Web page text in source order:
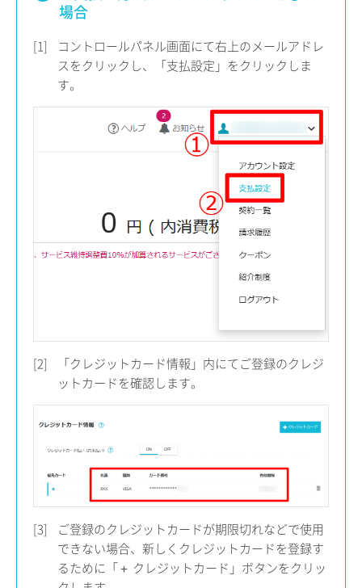
場合
[1]
コントロールパネル画面にて右上のメールアドレ
スをクリックし、「支払設定」をクリックしま
す。
[2]
「クレジットカード情報」内にてご登録のクレジ
ットカードを確認します。
[3]
ご登録のクレジットカードが期限切れなどで使用
できない場合、新しくクレジットカードを登録す
るために「＋ クレジットカード」ボタンをクリッ